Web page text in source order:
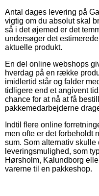
Antal dages levering på
vigtig om du absolut skal
så i det øjemed er det
undersøger det
aktuelle produkt.
En del online webshops
hverdag på en række
imidlertid står og falder
tidligere end et angivent
chance for at nå at få
pakkemedarbejderne
Indtil flere online
men ofte er det forbeholdt
sum. Som alternativ
leveringsmulighed, som
Hørsholm, Kalundborg
varerne til en pakkeshop.